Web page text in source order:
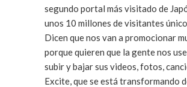
segundo portal más visitado de
unos 10 millones de visitantes
Dicen que nos van a promocionar
porque quieren que la gente nos
subir y bajar sus videos, fotos,
Excite, que se está transformando